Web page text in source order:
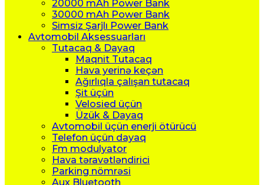
20000 mAh Power Bank
30000 mAh Power Bank
Simsiz Şarjlı Power Bank
Avtomobil Aksessuarları
Tutacaq & Dayaq
Maqnit Tutacaq
Hava yerinə keçən
Ağırlıqla çalışan tutacaq
Şit üçün
Velosied üçün
Üzük & Dayaq
Avtomobil üçün enerji ötürücü
Telefon üçün dayaq
Fm modulyator
Hava təravətləndirici
Parking nömrəsi
Aux Bluetooth